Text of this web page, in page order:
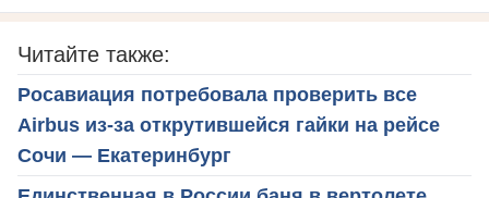
Читайте также:
Росавиация потребовала проверить все
Airbus из-за открутившейся гайки на рейсе
Сочи — Екатеринбург